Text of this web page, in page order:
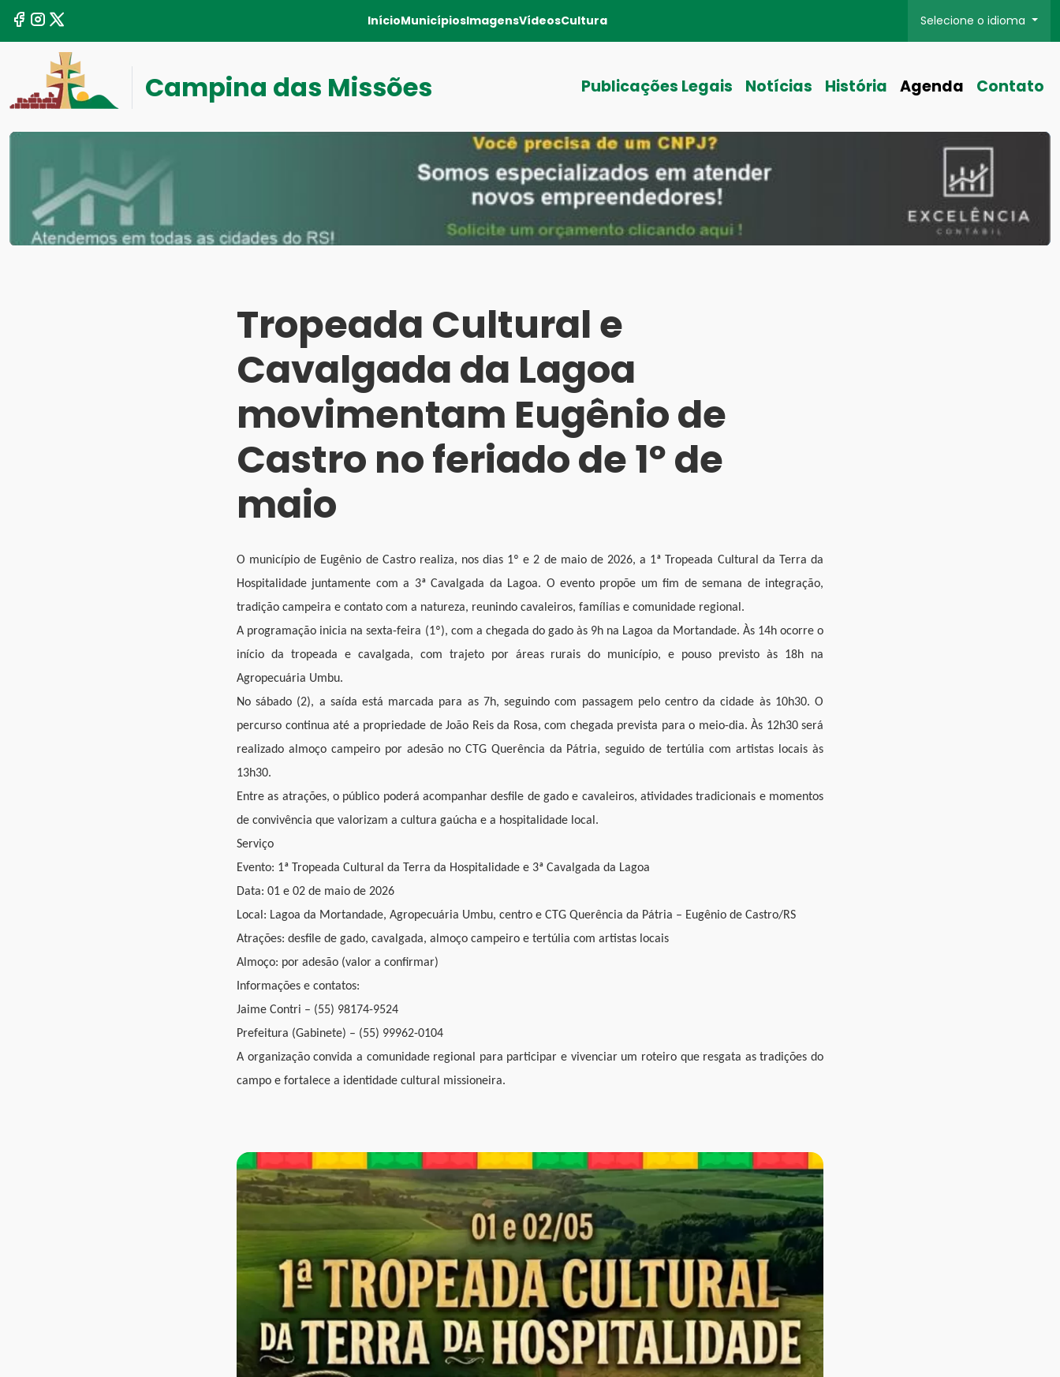
InícioMunicípiosImagensVídeosCultura Selecione o idioma
Campina das Missões Publicações Legais Notícias História Agenda Contato
Tropeada Cultural e
Cavalgada da Lagoa
movimentam Eugênio de
Castro no feriado de 1º de
maio
O município de Eugênio de Castro realiza, nos dias 1º e 2 de maio de 2026, a 1ª Tropeada Cultural da Terra da
Hospitalidade juntamente com a 3ª Cavalgada da Lagoa. O evento propõe um fim de semana de integração,
tradição campeira e contato com a natureza, reunindo cavaleiros, famílias e comunidade regional.
A programação inicia na sexta-feira (1º), com a chegada do gado às 9h na Lagoa da Mortandade. Às 14h ocorre o
início da tropeada e cavalgada, com trajeto por áreas rurais do município, e pouso previsto às 18h na
Agropecuária Umbu.
No sábado (2), a saída está marcada para as 7h, seguindo com passagem pelo centro da cidade às 10h30. O
percurso continua até a propriedade de João Reis da Rosa, com chegada prevista para o meio-dia. Às 12h30 será
realizado almoço campeiro por adesão no CTG Querência da Pátria, seguido de tertúlia com artistas locais às
13h30.
Entre as atrações, o público poderá acompanhar desfile de gado e cavaleiros, atividades tradicionais e momentos
de convivência que valorizam a cultura gaúcha e a hospitalidade local.
Serviço
Evento: 1ª Tropeada Cultural da Terra da Hospitalidade e 3ª Cavalgada da Lagoa
Data: 01 e 02 de maio de 2026
Local: Lagoa da Mortandade, Agropecuária Umbu, centro e CTG Querência da Pátria – Eugênio de Castro/RS
Atrações: desfile de gado, cavalgada, almoço campeiro e tertúlia com artistas locais
Almoço: por adesão (valor a confirmar)
Informações e contatos:
Jaime Contri – (55) 98174-9524
Prefeitura (Gabinete) – (55) 99962-0104
A organização convida a comunidade regional para participar e vivenciar um roteiro que resgata as tradições do
campo e fortalece a identidade cultural missioneira.